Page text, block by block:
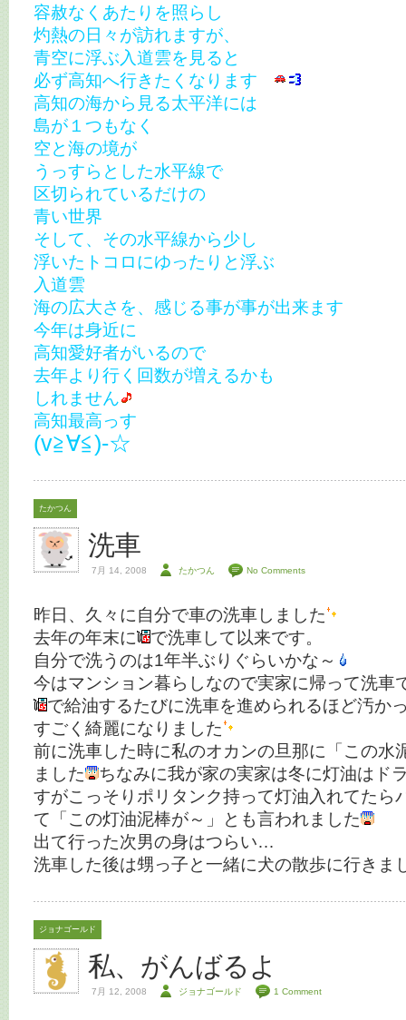
容赦なくあたりを照らし
灼熱の日々が訪れますが、
青空に浮ぶ入道雲を見ると
必ず高知へ行きたくなります
高知の海から見る太平洋には
島が１つもなく
空と海の境が
うっすらとした水平線で
区切られているだけの
青い世界
そして、その水平線から少し
浮いたトコロにゆったりと浮ぶ
入道雲
海の広大さを、感じる事が事が出来ます
今年は身近に
高知愛好者がいるので
去年より行く回数が増えるかも
しれません
高知最高っす
(v≧∀≦)-☆
たかつん
洗車
7月 14, 2008 たかつん No Comments
昨日、久々に自分で車の洗車しました
去年の年末に
で洗車して以来です。
自分で洗うのは1年半ぶりぐらいかな～
今はマンション暮らしなので実家に帰って洗車
で給油するたびに洗車を進められるほど汚か
すごく綺麗になりました
前に洗車した時に私のオカンの旦那に「この水
ました
ちなみに我が家の実家は冬に灯油はド
すがこっそりポリタンク持って灯油入れてたら
て「この灯油泥棒が～」とも言われました
出て行った次男の身はつらい…
洗車した後は甥っ子と一緒に犬の散歩に行きま
ジョナゴールド
私、がんばるよ
7月 12, 2008 ジョナゴールド 1 Comment